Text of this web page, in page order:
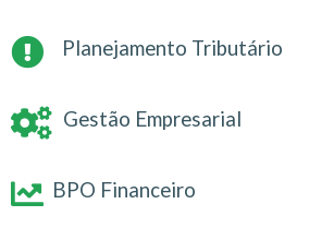
Planejamento Tributário
Gestão Empresarial
BPO Financeiro